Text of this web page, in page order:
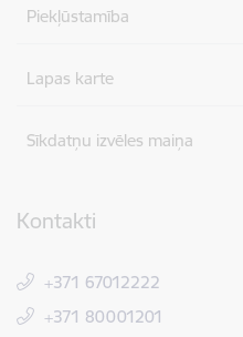
Piekļūstamība
Lapas karte
Sīkdatņu izvēles maiņa
Kontakti
+371 67012222
+371 80001201